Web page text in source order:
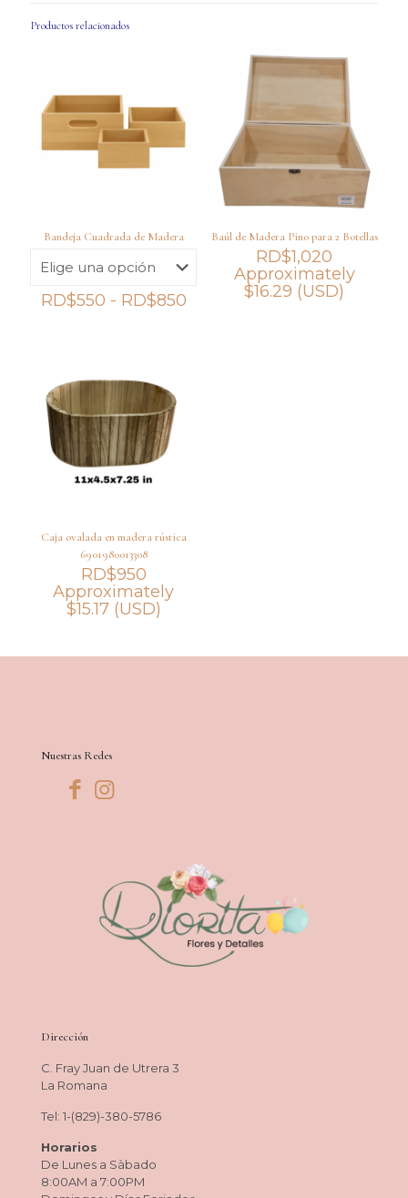
Productos relacionados
Bandeja Cuadrada de Madera
RD$550 - RD$850Rango
Baúl de Madera Pino para 2 Botellas
RD$1,020
Approximately
$16.29 (USD)
Caja ovalada en madera rústica
6901980013308
RD$950
Approximately
$15.17(USD)
Nuestras Redes
Dirección
C. Fray Juan de Utrera 3
La Romana
Tel: 1-(829)-380-5786
Horarios
De Lunes a Sàbado
8:00AM a 7:00PM